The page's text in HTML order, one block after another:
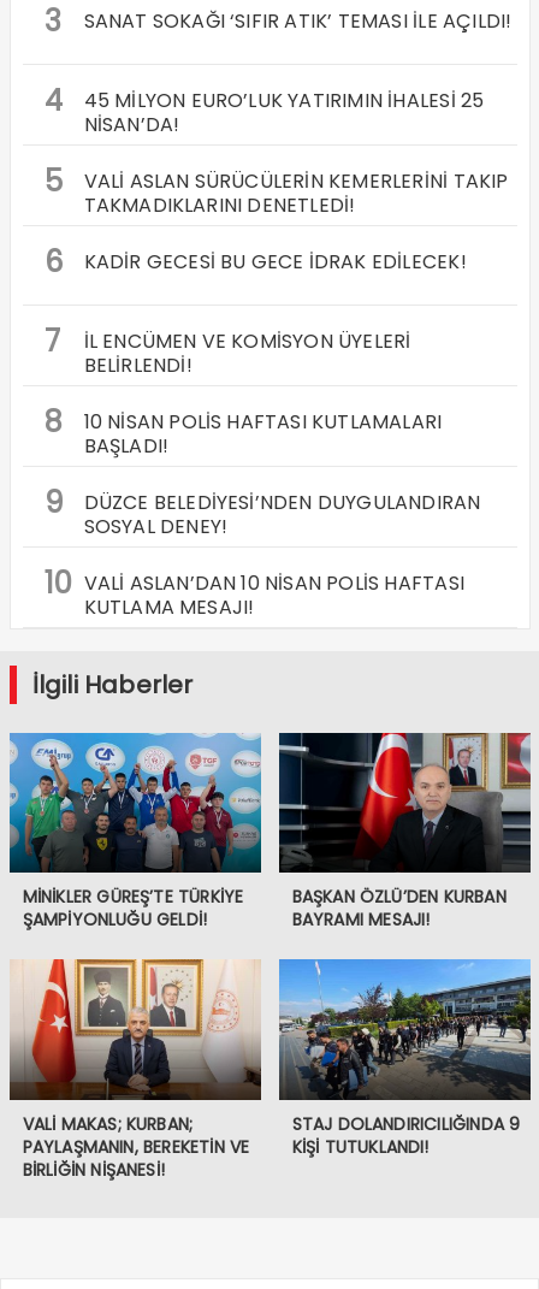
3 SANAT SOKAĞI ‘SIFIR ATIK’ TEMASI İLE AÇILDI!
4
45 MİLYON EURO’LUK YATIRIMIN İHALESİ 25
NİSAN’DA!
5
VALİ ASLAN SÜRÜCÜLERİN KEMERLERİNİ TAKIP
TAKMADIKLARINI DENETLEDİ!
6 KADİR GECESİ BU GECE İDRAK EDİLECEK!
7
İL ENCÜMEN VE KOMİSYON ÜYELERİ
BELİRLENDİ!
8
10 NİSAN POLİS HAFTASI KUTLAMALARI
BAŞLADI!
9
DÜZCE BELEDİYESİ’NDEN DUYGULANDIRAN
SOSYAL DENEY!
10 VALİ ASLAN’DAN 10 NİSAN POLİS HAFTASI
KUTLAMA MESAJI!
İlgili Haberler
MİNİKLER GÜREŞ’TE TÜRKİYE
ŞAMPİYONLUĞU GELDİ!
BAŞKAN ÖZLÜ’DEN KURBAN
BAYRAMI MESAJI!
VALİ MAKAS; KURBAN;
PAYLAŞMANIN, BEREKETİN VE
BİRLİĞİN NİŞANESİ!
STAJ DOLANDIRICILIĞINDA 9
KİŞİ TUTUKLANDI!